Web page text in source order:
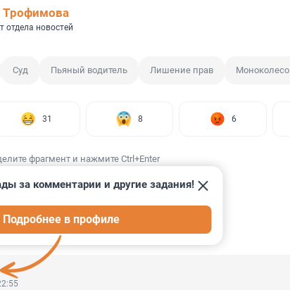
Трофимова
отдела новостей
Суд Пьяный водитель Лишение прав Моноколесо
31 8 6
фрагмент и нажмите Ctrl+Enter
80
за комментарии и другие задания!
Подробнее в профиле